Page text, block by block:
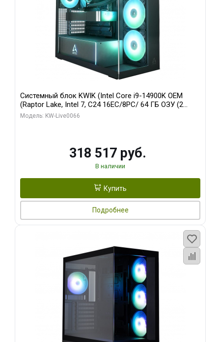
Системный блок KWIK (Intel Core i9-14900K OEM
(Raptor Lake, Intel 7, C24 16EC/8PC/ 64 ГБ ОЗУ (2
модуля)/ Gigabyte RTX5080 XTREME WATERFORCE
Модель: KW-Live0066
318 517 руб.
В наличии
Купить
Подробнее